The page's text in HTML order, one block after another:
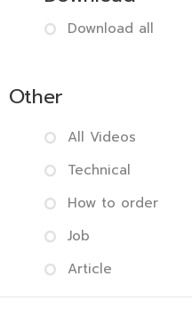
Download all
Other
All Videos
Technical
How to order
Job
Article